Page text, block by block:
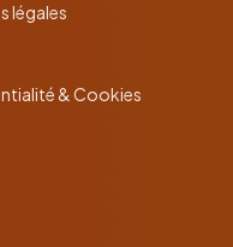
légales
& Cookies